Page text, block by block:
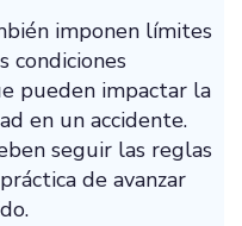
imponen límites
condiciones
pueden impactar la
en un accidente.
seguir las reglas
de avanzar